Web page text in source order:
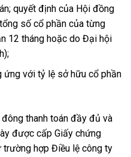
quyết định của Hội đồng
số cổ phần của từng
12 tháng hoặc do Đại hội
với tỷ lệ sở hữu cổ phần
thanh toán đầy đủ và
được cấp Giấy chứng
trường hợp Điều lệ công ty